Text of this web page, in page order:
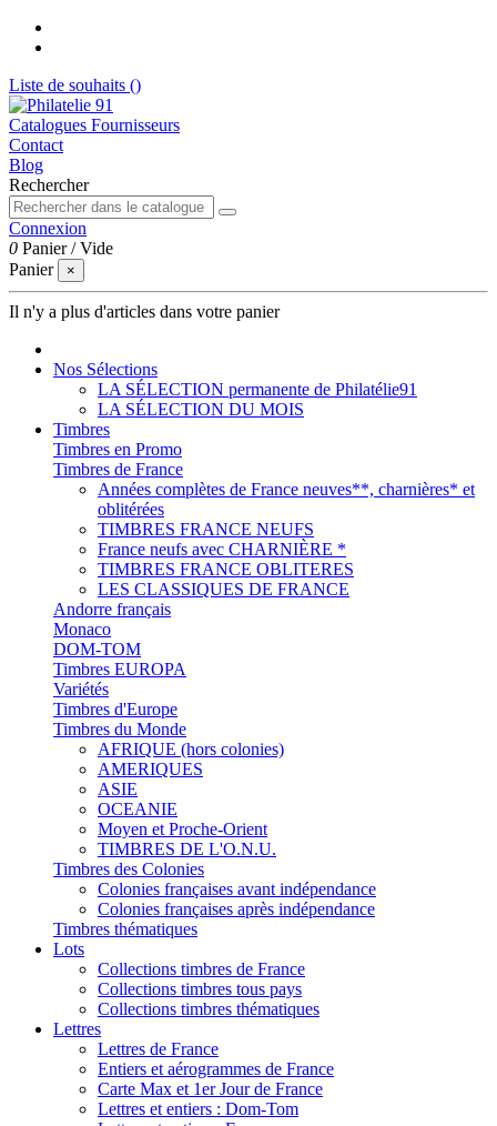
Liste de souhaits ()
Catalogues Fournisseurs
Contact
Blog
Rechercher
Connexion
0 Panier /Vide
Panier
×
Il n'y a plus d'articles dans votre panier
Nos Sélections
LA SÉLECTION permanente de Philatélie91
LA SÉLECTION DU MOIS
Timbres
Timbres en Promo
Timbres de France
Années complètes de France neuves**, charnières* et
oblitérées
TIMBRES FRANCE NEUFS
France neufs avec CHARNIÈRE *
TIMBRES FRANCE OBLITERES
LES CLASSIQUES DE FRANCE
Andorre français
Monaco
DOM-TOM
Timbres EUROPA
Variétés
Timbres d'Europe
Timbres du Monde
AFRIQUE (hors colonies)
AMERIQUES
ASIE
OCEANIE
Moyen et Proche-Orient
TIMBRES DE L'O.N.U.
Timbres des Colonies
Colonies françaises avant indépendance
Colonies françaises après indépendance
Timbres thématiques
Lots
Collections timbres de France
Collections timbres tous pays
Collections timbres thématiques
Lettres
Lettres de France
Entiers et aérogrammes de France
Carte Max et 1er Jour de France
Lettres et entiers : Dom-Tom